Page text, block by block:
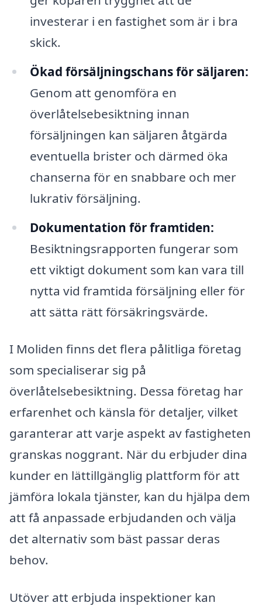
investerar i en fastighet som är i bra
skick.
Ökad försäljningschans för säljaren:
Genom att genomföra en
överlåtelsebesiktning innan
försäljningen kan säljaren åtgärda
eventuella brister och därmed öka
chanserna för en snabbare och mer
lukrativ försäljning.
Dokumentation för framtiden:
Besiktningsrapporten fungerar som
ett viktigt dokument som kan vara till
nytta vid framtida försäljning eller för
att sätta rätt försäkringsvärde.
I Moliden finns det flera pålitliga företag
som specialiserar sig på
överlåtelsebesiktning. Dessa företag har
erfarenhet och känsla för detaljer, vilket
garanterar att varje aspekt av fastigheten
granskas noggrant. När du erbjuder dina
kunder en lättillgänglig plattform för att
jämföra lokala tjänster, kan du hjälpa dem
att få anpassade erbjudanden och välja
det alternativ som bäst passar deras
behov.
Utöver att erbjuda inspektioner kan